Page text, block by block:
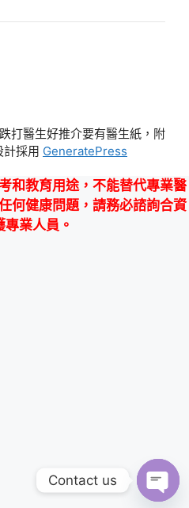
打醫生好推介要有醫生紙，附
計採用 GeneratePress
和教育用途，不能替代專業醫
何健康問題，請務必諮詢合資
專業人員。
Contact us